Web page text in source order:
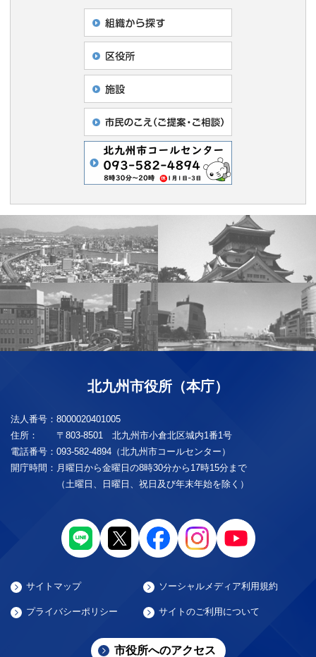
北九州市役所（本庁）
法人番号： 8000020401005
住所：
〒803-8501 北九州市小倉北区城内1番1号
電話番号： 093-582-4894（北九州市コールセンター）
開庁時間： 月曜日から金曜日の8時30分から17時15分まで
（土曜日、日曜日、祝日及び年末年始を除く）
サイトマップ ソーシャルメディア利用規約
プライバシーポリシー サイトのご利用について
市役所へのアクセス